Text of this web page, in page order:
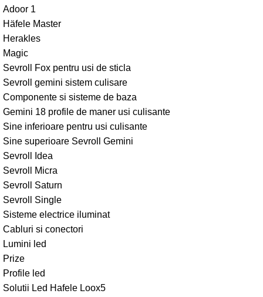
Adoor 1
Häfele Master
Herakles
Magic
Sevroll Fox pentru usi de sticla
Sevroll gemini sistem culisare
Componente si sisteme de baza
Gemini 18 profile de maner usi culisante
Sine inferioare pentru usi culisante
Sine superioare Sevroll Gemini
Sevroll Idea
Sevroll Micra
Sevroll Saturn
Sevroll Single
Sisteme electrice iluminat
Cabluri si conectori
Lumini led
Prize
Profile led
Solutii Led Hafele Loox5